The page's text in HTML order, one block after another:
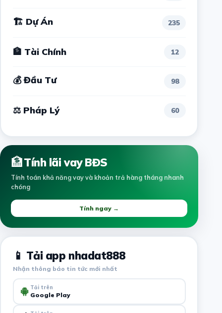
🏗 Dự Án 235
🏦 Tài Chính 12
💰 Đầu Tư 98
⚖ Pháp Lý 60
🏦Tính lãi vay BĐS
Tính toán khả năng vay và khoản trả hàng tháng nhanh
chóng
Tính ngay →
📱 Tải app nhadat888
Nhận thông báo tin tức mới nhất
Tải trên
Google Play